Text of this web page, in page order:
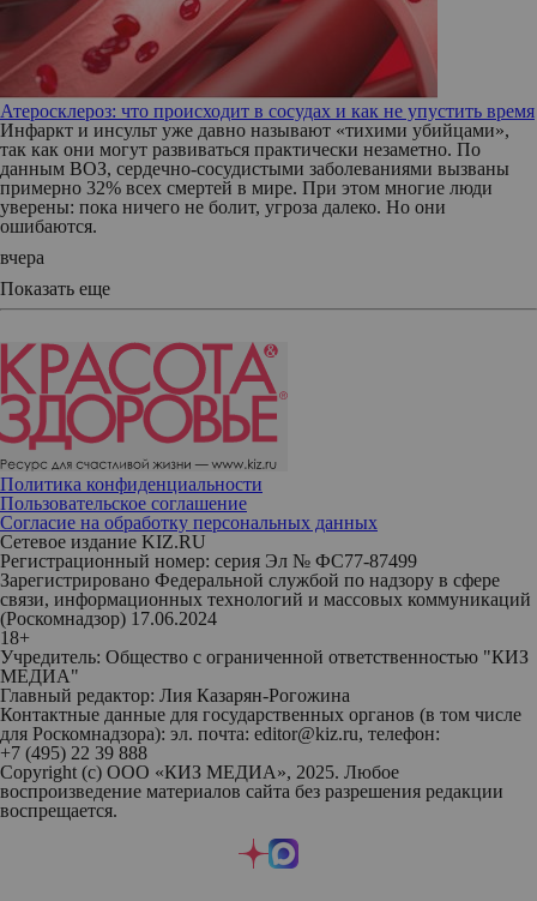
Атеросклероз: что происходит в сосудах и как не упустить время
Инфаркт и инсульт уже давно называют «тихими убийцами»,
так как они могут развиваться практически незаметно. По
данным ВОЗ, сердечно-сосудистыми заболеваниями вызваны
примерно 32% всех смертей в мире. При этом многие люди
уверены: пока ничего не болит, угроза далеко. Но они
ошибаются.
вчера
Показать еще
Политика конфиденциальности
Пользовательское соглашение
Согласие на обработку персональных данных
Сетевое издание KIZ.RU
Регистрационный номер: серия Эл № ФС77-87499
Зарегистрировано Федеральной службой по надзору в сфере
связи, информационных технологий и массовых коммуникаций
(Роскомнадзор) 17.06.2024
18+
Учредитель: Общество с ограниченной ответственностью "КИЗ
МЕДИА"
Главный редактор: Лия Казарян-Рогожина
Контактные данные для государственных органов (в том числе
для Роскомнадзора): эл. почта: editor@kiz.ru, телефон:
+7 (495) 22 39 888
Copyright (с) ООО «КИЗ МЕДИА», 2025. Любое
воспроизведение материалов сайта без разрешения редакции
воспрещается.